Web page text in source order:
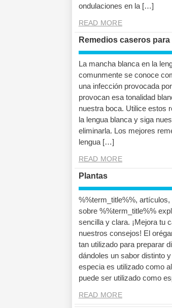
ondulaciones en la […]
READ MORE
Remedios caseros
La mancha blanca en la
comunmente se conoce
una infección provocada
provocan esa tonalidad
nuestra boca. Utilice estos
la lengua blanca y siga
eliminarla. Los mejores
lengua […]
READ MORE
Plantas
%%term_title%%,
sobre %%term_title%%
sencilla y clara. ¡Mejora tu
nuestros consejos! El
tan utilizado para preparar
dándoles un sabor distinto
especia es utilizado como
puede ser utilizado como
READ MORE